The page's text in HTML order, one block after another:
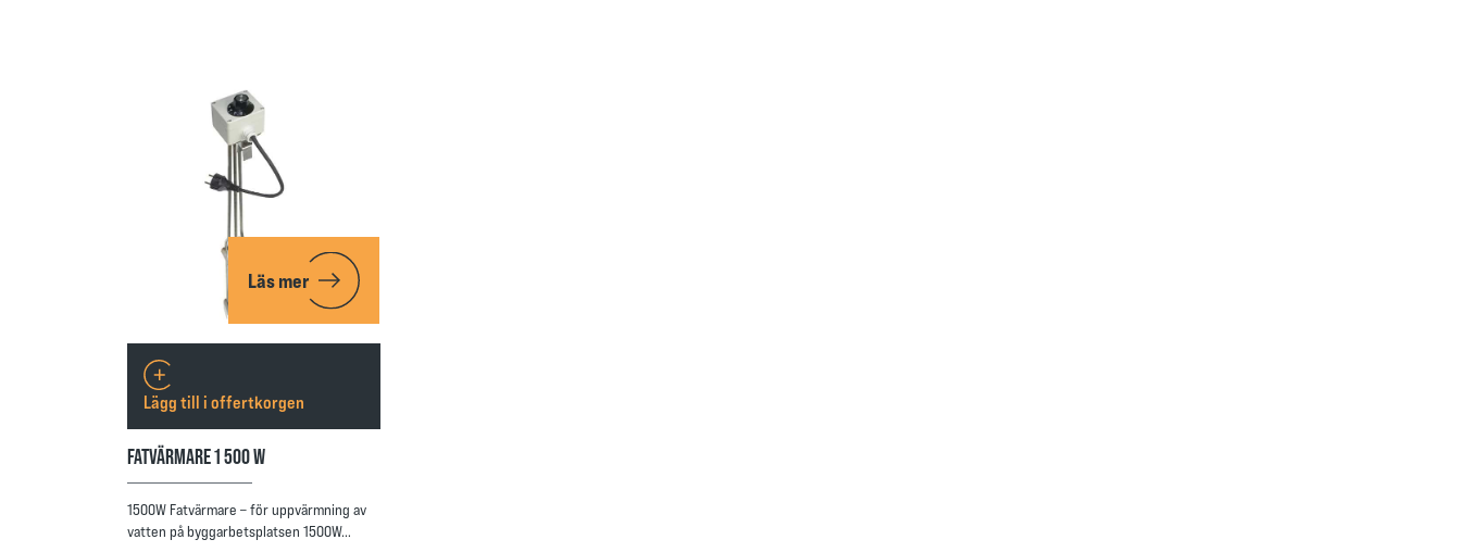
Läs mer
FATVÄRMARE 1 500 W
1500W Fatvärmare – för uppvärmning av
vatten på byggarbetsplatsen 1500W…
Lägg till i offertkorgen